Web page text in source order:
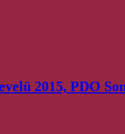
2015, PDO